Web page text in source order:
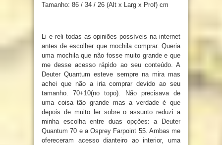
Tamanho: 86 / 34 / 26 (Alt x Larg x Prof) cm
Li e reli todas as opiniões possíveis na internet
antes de escolher que mochila comprar. Queria
uma mochila que não fosse muito grande e que
me desse acesso rápido ao seu conteúdo. A
Deuter Quantum esteve sempre na mira mas
achei que não a iria comprar devido ao seu
tamanho. 70+10(no topo). Não precisava de
uma coisa tão grande mas a verdade é que
depois de muito ler sobre o assunto reduzi a
minha escolha entre duas opções: a Deuter
Quantum 70 e a Osprey Farpoint 55. Ambas me
ofereceram acesso dianteiro ao interior, uma